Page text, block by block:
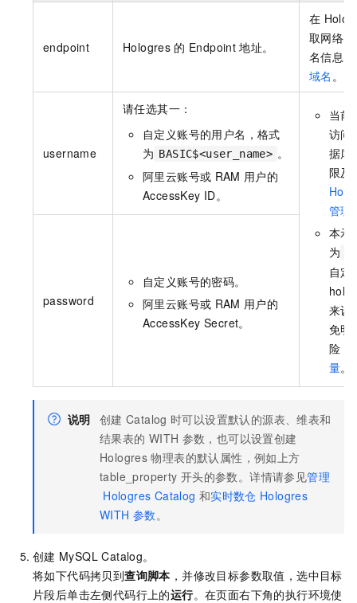
endpoint Hologres 的 Endpoint 地址。
在
取网络
名信息
域名 。
username
请任选其一：
自定义账号的用户名，格式
为 BASIC$<user_name> 。
阿里云账号或 RAM 用户的
AccessKey ID。
当前
访问
据库
限及
管理
本示
为
自定
来设
免明
险，
量。
password
自定义账号的密码。
阿里云账号或 RAM 用户的
AccessKey Secret。
说明 创建 Catalog 时可以设置默认的源表、维表和
结果表的 WITH 参数，也可以设置创建
Hologres 物理表的默认属性，例如上方
table_property 开头的参数。详情请参见管理
Hologres Catalog 和实时数仓 Hologres
WITH 参数。
创建 MySQL Catalog。
将如下代码拷贝到查询脚本 ，并修改目标参数取值，选中目标
片段后单击左侧代码行上的运行。在页面右下角的执行环境使